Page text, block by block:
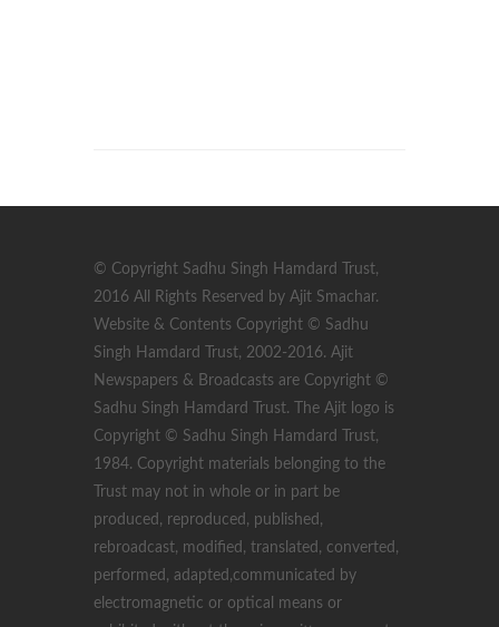
© Copyright Sadhu Singh Hamdard Trust,
2016 All Rights Reserved by Ajit Smachar.
Website & Contents Copyright © Sadhu
Singh Hamdard Trust, 2002-2016. Ajit
Newspapers & Broadcasts are Copyright ©
Sadhu Singh Hamdard Trust. The Ajit logo is
Copyright © Sadhu Singh Hamdard Trust,
1984. Copyright materials belonging to the
Trust may not in whole or in part be
produced, reproduced, published,
rebroadcast, modified, translated, converted,
performed, adapted,communicated by
electromagnetic or optical means or